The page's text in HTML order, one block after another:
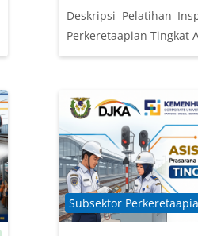
Deskripsi Pelatihan
Perkeretaapian Tingkat
Course category
Subsektor